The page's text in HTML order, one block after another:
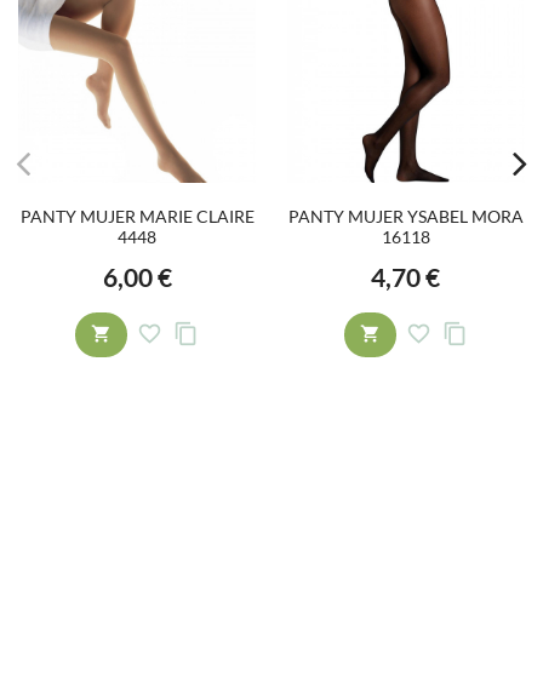
PANTY MUJER MARIE CLAIRE
4448
Precio
6,00 €
PANTY MUJER YSABEL MORA
16118
Precio
4,70 €